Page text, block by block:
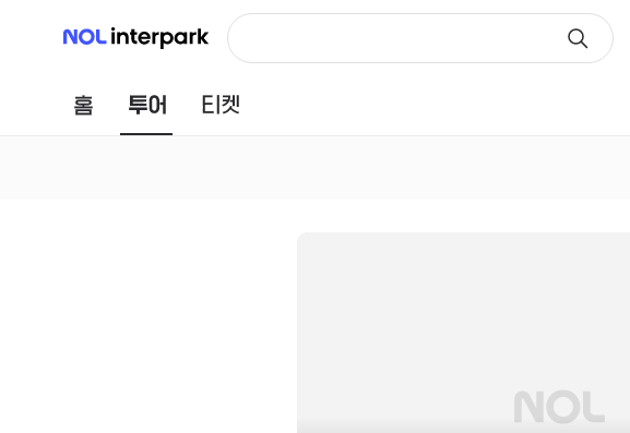
NOL 인터파크
홈 투어